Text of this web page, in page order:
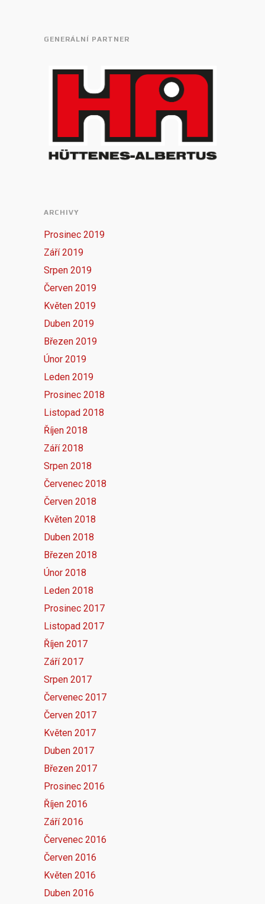
GENERÁLNÍ PARTNER
ARCHIVY
Prosinec 2019
Září 2019
Srpen 2019
Červen 2019
Květen 2019
Duben 2019
Březen 2019
Únor 2019
Leden 2019
Prosinec 2018
Listopad 2018
Říjen 2018
Září 2018
Srpen 2018
Červenec 2018
Červen 2018
Květen 2018
Duben 2018
Březen 2018
Únor 2018
Leden 2018
Prosinec 2017
Listopad 2017
Říjen 2017
Září 2017
Srpen 2017
Červenec 2017
Červen 2017
Květen 2017
Duben 2017
Březen 2017
Prosinec 2016
Říjen 2016
Září 2016
Červenec 2016
Červen 2016
Květen 2016
Duben 2016